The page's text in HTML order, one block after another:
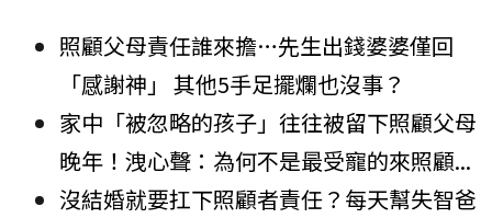
照顧父母責任誰來擔…先生出錢婆婆僅回
「感謝神」 其他5手足擺爛也沒事？
家中「被忽略的孩子」往往被留下照顧父母
晚年！洩心聲：為何不是最受寵的來照顧...
沒結婚就要扛下照顧者責任？每天幫失智爸